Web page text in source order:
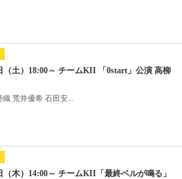
（土）18:00～ チームKII 「0start」公演 高柳
荒井優希 石田安...
（木）14:00～ チームKII「最終ベルが鳴る」